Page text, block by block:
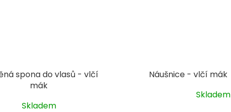
spona do vlasů - vlčí
mák
Skladem
Náušnice - vlčí mák
Skladem